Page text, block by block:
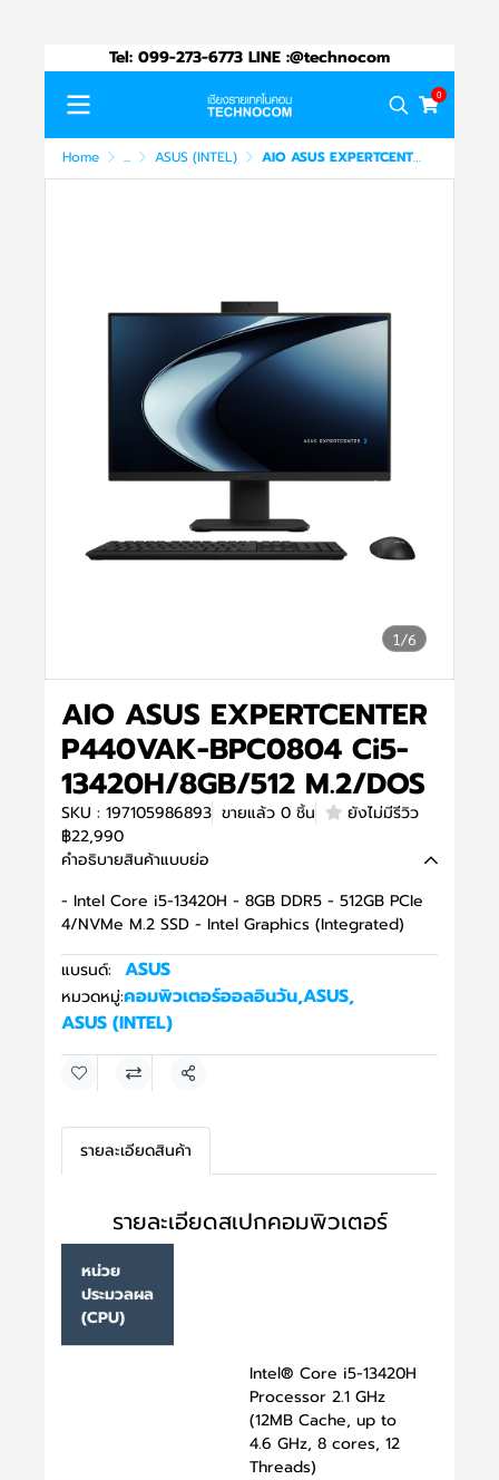
Tel: 099-273-6773 LINE :@technocom
0
Home ... ASUS (INTEL) AIO ASUS EXPERTCENTER P440VAK-BPC0804 Ci5-13420H/8GB/512 M.2/DOS
1/6
AIO ASUS EXPERTCENTER
P440VAK-BPC0804 Ci5-
13420H/8GB/512 M.2/DOS
SKU : 197105986893 ขายแล้ว 0 ชิ้น
ยังไม่มีรีวิว
฿22,990
คำอธิบายสินค้าแบบย่อ
- Intel Core i5-13420H - 8GB DDR5 - 512GB PCIe
4/NVMe M.2 SSD - Intel Graphics (Integrated)
แบรนด์:
ASUS
หมวดหมู่:คอมพิวเตอร์ออลอินวัน,ASUS,
ASUS (INTEL)
แชร์
รายละเอียดสินค้า
รายละเอียดสเปกคอมพิวเตอร์
หน่วย
ประมวลผล
(CPU)
Intel® Core i5-13420H
Processor 2.1 GHz
(12MB Cache, up to
4.6 GHz, 8 cores, 12
Threads)